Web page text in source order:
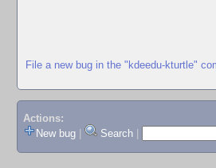
File a new bug in the "kdeedu-kturtle"
Actions:
New bug
Search